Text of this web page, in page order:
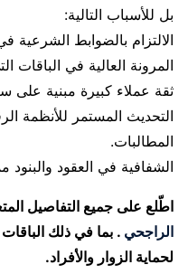
بل للأسباب التالية:
الالتزام بالضوابط الشرعية
المرونة العالية في الباقات
ثقة عملاء كبيرة مبنية على
التحديث المستمر للأنظمة
المطالبات.
الشفافية في العقود والبنود
اطّلع على جميع التفاصيل
الراجحي . بما في ذلك الباقات
لحماية الزوار والأفراد.